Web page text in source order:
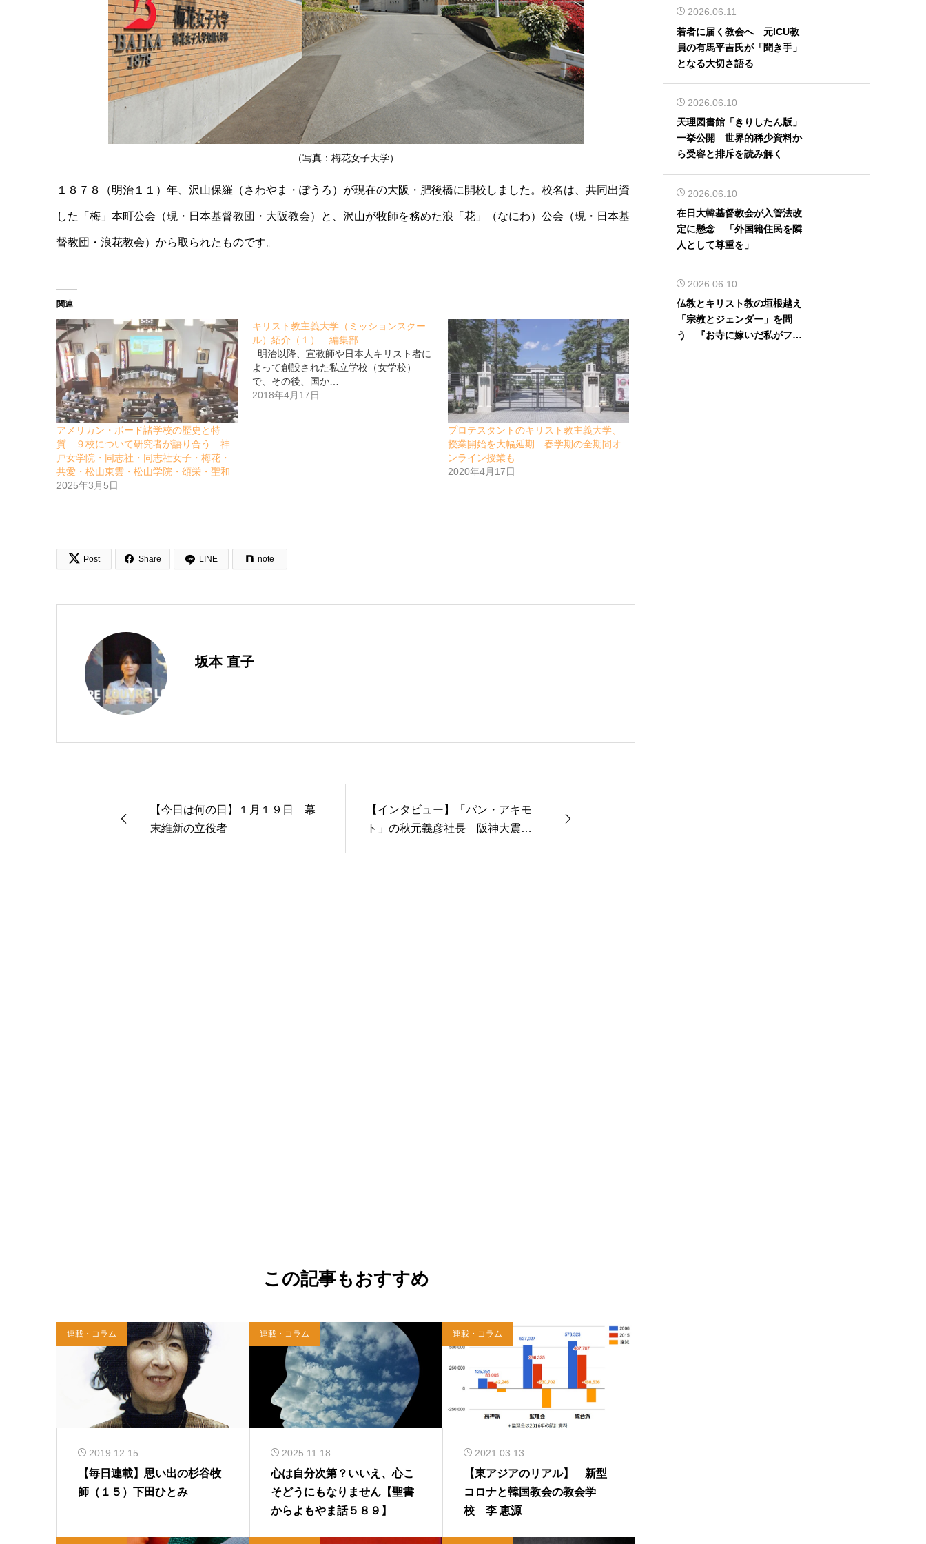
（写真：梅花女子大学）
１８７８（明治１１）年、沢山保羅（さわやま・ぽうろ）が現在の大阪・肥後橋に開校しました。校名は、共同出資
した「梅」本町公会（現・日本基督教団・大阪教会）と、沢山が牧師を務めた浪「花」（なにわ）公会（現・日本基
督教団・浪花教会）から取られたものです。
関連
アメリカン・ボード諸学校の歴史と特
質 ９校について研究者が語り合う 神
戸女学院・同志社・同志社女子・梅花・
共愛・松山東雲・松山学院・頌栄・聖和
2025年3月5日
キリスト教主義大学（ミッションスクー
ル）紹介（１） 編集部
明治以降、宣教師や日本人キリスト者に
よって創設された私立学校（女学校）
で、その後、国か…
2018年4月17日
プロテスタントのキリスト教主義大学、
授業開始を大幅延期 春学期の全期間オ
ンライン授業も
2020年4月17日
 Post  Share LINE note
坂本 直子
【今日は何の日】１月１９日 幕
末維新の立役者
【インタビュー】「パン・アキモ
ト」の秋元義彦社長 阪神大震災
この記事もおすすめ
連載・コラム
2019.12.15
【毎日連載】思い出の杉谷牧
師（１５）下田ひとみ
連載・コラム
2025.11.18
心は自分次第？いいえ、心こ
そどうにもなりません【聖書
からよもやま話５８９】
連載・コラム
2021.03.13
【東アジアのリアル】 新型
コロナと韓国教会の教会学
校 李 恵源
2026.06.11
若者に届く教会へ 元ICU教
員の有馬平吉氏が「聞き手」
となる大切さ語る
2026.06.10
天理図書館「きりしたん版」
一挙公開 世界的稀少資料か
ら受容と排斥を読み解く
2026.06.10
在日大韓基督教会が入管法改
定に懸念 「外国籍住民を隣
人として尊重を」
2026.06.10
仏教とキリスト教の垣根越え
「宗教とジェンダー」を問
う 『お寺に嫁いだ私がフェ